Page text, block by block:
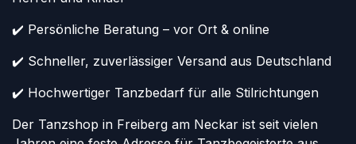
✔️ Persönliche Beratung – vor Ort & online
✔️ Schneller, zuverlässiger Versand aus Deutschland
✔️ Hochwertiger Tanzbedarf für alle Stilrichtungen
Der Tanzshop in Freiberg am Neckar ist seit vielen